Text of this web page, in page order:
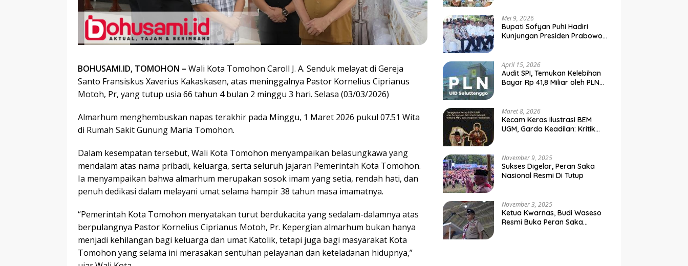
BOHUSAMI.ID, TOMOHON – Wali Kota Tomohon Caroll J. A. Senduk melayat di Gereja
Santo Fransiskus Xaverius Kakaskasen, atas meninggalnya Pastor Kornelius Ciprianus
Motoh, Pr, yang tutup usia 66 tahun 4 bulan 2 minggu 3 hari. Selasa (03/03/2026)
Almarhum menghembuskan napas terakhir pada Minggu, 1 Maret 2026 pukul 07.51 Wita
di Rumah Sakit Gunung Maria Tomohon.
Dalam kesempatan tersebut, Wali Kota Tomohon menyampaikan belasungkawa yang
mendalam atas nama pribadi, keluarga, serta seluruh jajaran Pemerintah Kota Tomohon.
Ia menyampaikan bahwa almarhum merupakan sosok imam yang setia, rendah hati, dan
penuh dedikasi dalam melayani umat selama hampir 38 tahun masa imamatnya.
“Pemerintah Kota Tomohon menyatakan turut berdukacita yang sedalam-dalamnya atas
berpulangnya Pastor Kornelius Ciprianus Motoh, Pr. Kepergian almarhum bukan hanya
menjadi kehilangan bagi keluarga dan umat Katolik, tetapi juga bagi masyarakat Kota
Tomohon yang selama ini merasakan sentuhan pelayanan dan keteladanan hidupnya,”
Mei 9, 2026
Bupati Sofyan Puhi Hadiri
Kunjungan Presiden Prabowo
April 15, 2026
Audit SPI, Temukan Kelebihan
Bayar Rp 41,8 Miliar oleh PLN
Maret 8, 2026
Kecam Keras Ilustrasi BEM
UGM, Garda Keadilan: Kritik
Negara
November 9, 2025
Sukses Digelar, Peran Saka
Nasional Resmi Di Tutup
November 3, 2025
Ketua Kwarnas, Budi Waseso
Resmi Buka Peran Saka